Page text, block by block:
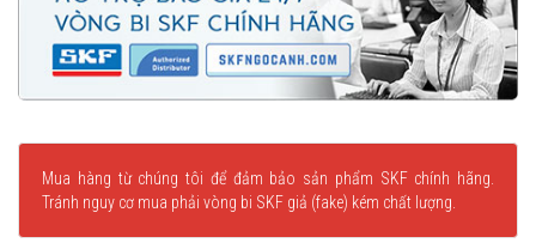
Mua hàng từ chúng tôi để đảm bảo sản phẩm SKF chính hãng.
Tránh nguy cơ mua phải vòng bi SKF giả (fake) kém chất lượng.